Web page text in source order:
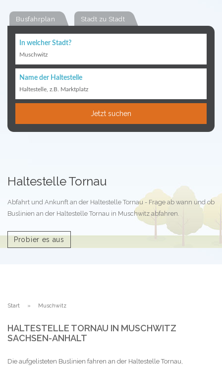
Busfahrplan Stadt zu Stadt
In welcher Stadt?
Muschwitz
Name der Haltestelle
Haltestelle, z.B. Marktplatz
Jetzt suchen
Haltestelle Tornau
Abfahrt und Ankunft an der Haltestelle Tornau - Frage ab wann und ob
Buslinien an der Haltestelle Tornau in Muschwitz abfahren.
Probier es aus
Start Muschwitz
HALTESTELLE TORNAU IN MUSCHWITZ
SACHSEN-ANHALT
Die aufgelisteten Buslinien fahren an der Haltestelle Tornau,